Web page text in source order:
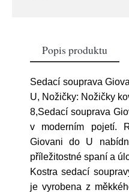
Popis produktu
Sedací souprava
U, Nožičky: Nožičky
8,Sedací souprava
v moderním pojetí.
Giovani do U
příležitostné spaní a
Kostra sedací
je vyrobena z